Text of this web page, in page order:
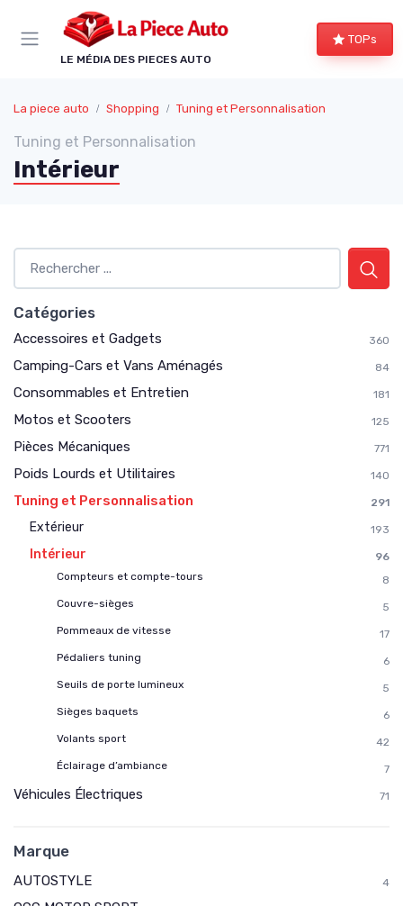
LE MÉDIA DES PIECES AUTO
TOPs
La piece auto Shopping Tuning et Personnalisation
Tuning et Personnalisation
Intérieur
Catégories
Accessoires et Gadgets 360
Camping-Cars et Vans Aménagés 84
Consommables et Entretien 181
Motos et Scooters 125
Pièces Mécaniques 771
Poids Lourds et Utilitaires 140
Tuning et Personnalisation 291
Extérieur 193
Intérieur
96
Compteurs et compte-tours
8
Couvre-sièges
5
Pommeaux de vitesse
17
Pédaliers tuning
6
Seuils de porte lumineux
5
Sièges baquets
6
Volants sport
42
Éclairage d’ambiance
7
Véhicules Électriques 71
Marque
AUTOSTYLE 4
Panneau de gestion des cookies